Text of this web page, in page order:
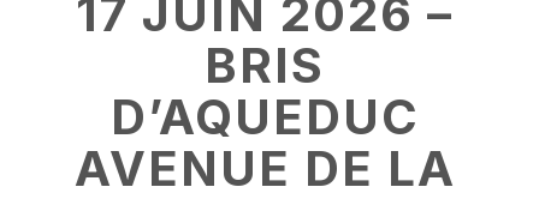
17 JUIN 2026 –
BRIS
D’AQUEDUC
AVENUE DE LA